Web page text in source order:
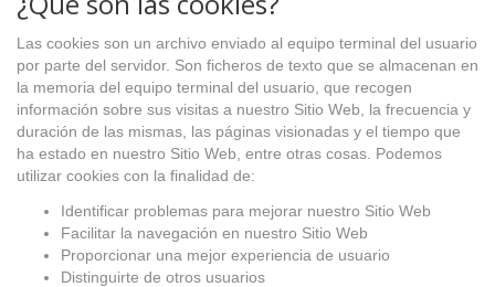
Las cookies son un archivo enviado al equipo terminal del usuario
por parte del servidor. Son ficheros de texto que se almacenan en
la memoria del equipo terminal del usuario, que recogen
información sobre sus visitas a nuestro Sitio Web, la frecuencia y
duración de las mismas, las páginas visionadas y el tiempo que
ha estado en nuestro Sitio Web, entre otras cosas. Podemos
utilizar cookies con la finalidad de:
Identificar problemas para mejorar nuestro Sitio Web
Facilitar la navegación en nuestro Sitio Web
Proporcionar una mejor experiencia de usuario
Distinguirte de otros usuarios